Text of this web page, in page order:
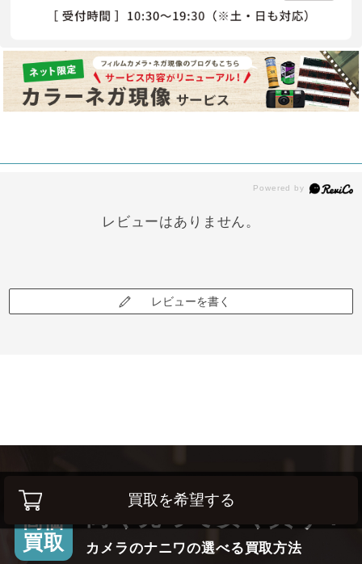
買取を希望する
レビューはありません。
レビューを書く
高価
買取
高く売って安く買う！
カメラのナニワの選べる買取方法